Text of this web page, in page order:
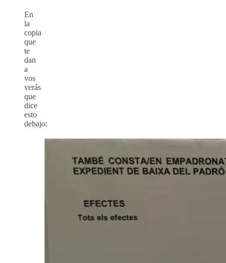
En
la
copia
que
te
dan
a
vos
verás
que
dice
esto
debajo: